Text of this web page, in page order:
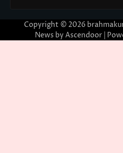
Copyright © 2026
News by Ascendoor|